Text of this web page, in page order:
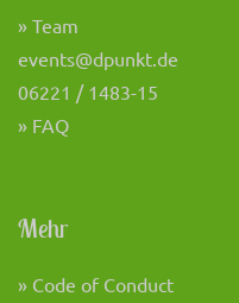
» Team
events@dpunkt.de
06221 / 1483-15
» FAQ
Mehr
» Code of Conduct